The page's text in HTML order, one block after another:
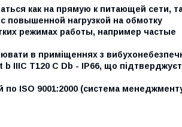
как на прямую к питающей сети,
повышенной нагрузкой на обмотку
режимах работы, например частые
в приміщеннях з
IIIC T120 C Db - IP66, що
по ISO 9001:2000 (система